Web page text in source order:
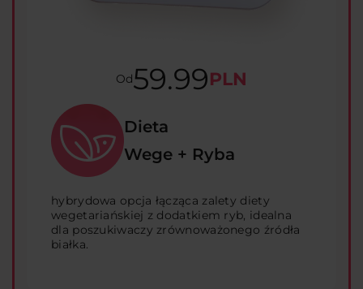
Od59.99PLN
Dieta
Wege + Ryba
hybrydowa opcja łącząca zalety diety
wegetariańskiej z dodatkiem ryb, idealna
dla poszukiwaczy zrównoważonego źródła
białka.